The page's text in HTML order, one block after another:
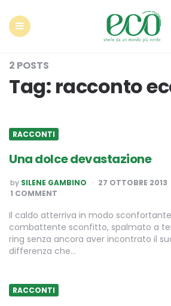
2 POSTS
Tag: racconto
RACCONTI
Una dolce devastazione
POSTED
BY
by SILENE GAMBINO 27 OTTOBRE 2013
1 COMMENT
Il caldo atterriva in modo
combattente sconfitto, spalmato a
ring senza ancora aver incontrato il
differenza che…
RACCONTI